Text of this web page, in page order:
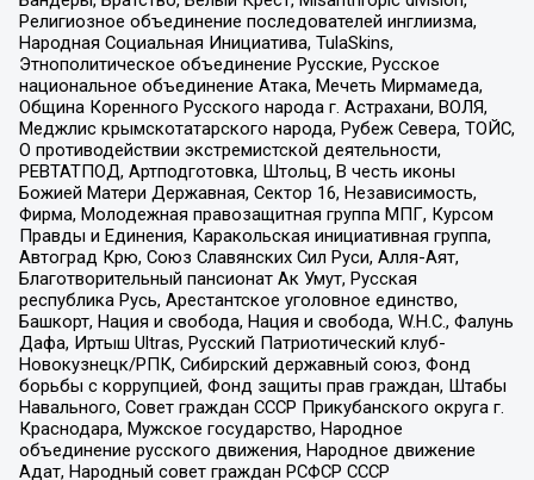
Религиозное объединение последователей инглиизма,
Народная Социальная Инициатива, TulaSkins,
Этнополитическое объединение Русские, Русское
национальное объединение Атака, Мечеть Мирмамеда,
Община Коренного Русского народа г. Астрахани, ВОЛЯ,
Меджлис крымскотатарского народа, Рубеж Севера, ТОЙС,
О противодействии экстремистской деятельности,
РЕВТАТПОД, Артподготовка, Штольц, В честь иконы
Божией Матери Державная, Сектор 16, Независимость,
Фирма, Молодежная правозащитная группа МПГ, Курсом
Правды и Единения, Каракольская инициативная группа,
Автоград Крю, Союз Славянских Сил Руси, Алля-Аят,
Благотворительный пансионат Ак Умут, Русская
республика Русь, Арестантское уголовное единство,
Башкорт, Нация и свобода, Нация и свобода, W.H.С., Фалунь
Дафа, Иртыш Ultras, Русский Патриотический клуб-
Новокузнецк/РПК, Сибирский державный союз, Фонд
борьбы с коррупцией, Фонд защиты прав граждан, Штабы
Навального, Совет граждан СССР Прикубанского округа г.
Краснодара, Мужское государство, Народное
объединение русского движения, Народное движение
Адат, Народный совет граждан РСФСР СССР